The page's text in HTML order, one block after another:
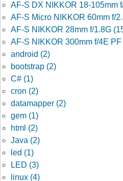
AF-S DX NIKKOR 18-105mm
AF-S Micro NIKKOR 60mm f/
AF-S NIKKOR 28mm f/1.8G
AF-S NIKKOR 300mm f/4E
android (2)
bootstrap (2)
C# (1)
cron (2)
datamapper (2)
gem (1)
html (2)
Java (2)
led (1)
LED (3)
linux (4)